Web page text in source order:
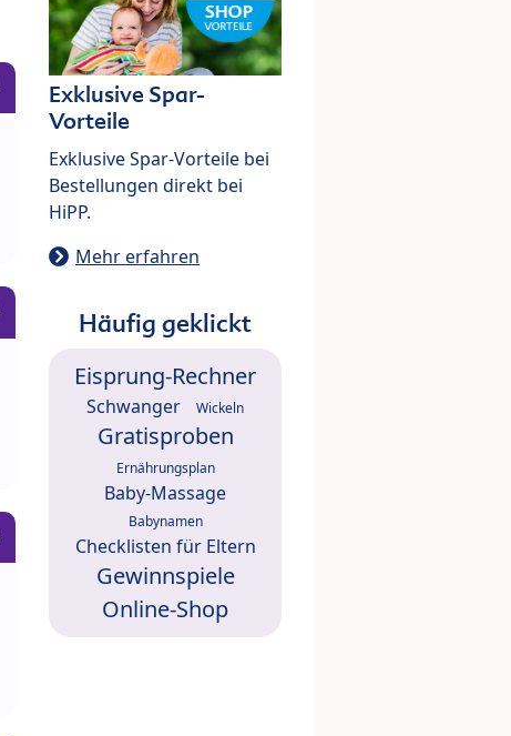
Exklusive Spar-
Vorteile
Exklusive Spar-Vorteile bei
Bestellungen direkt bei
HiPP.
Mehr erfahren
Häufig geklickt
Eisprung-Rechner
Schwanger Wickeln
Gratisproben
Ernährungsplan
Baby-Massage
Babynamen
Checklisten für Eltern
Gewinnspiele
Online-Shop